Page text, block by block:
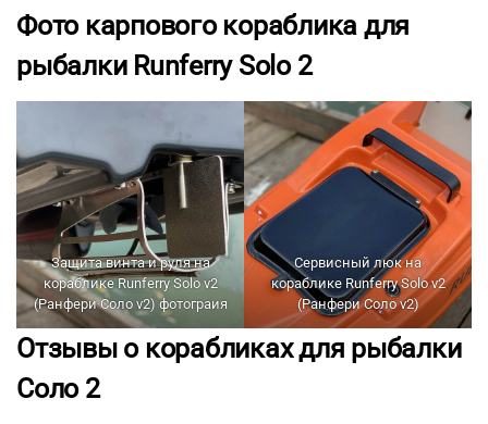
Фото карпового кораблика для
рыбалки Runferry Solo 2
Защита винта и руля на
кораблике Runferry Solo v2
(Ранфери Соло v2) фотограия
Сервисный люк на
кораблике Runferry Solo v2
(Ранфери Соло v2)
Отзывы о корабликах для рыбалки
Соло 2